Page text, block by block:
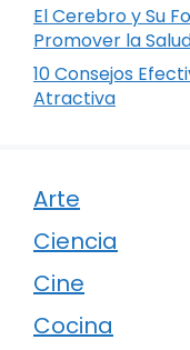
El Cerebro y Su
Promover la
10 Consejos
Atractiva
Arte
Ciencia
Cine
Cocina